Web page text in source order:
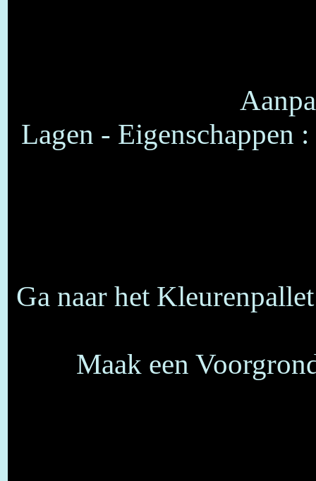
Lagen - Eigenschappen
Ga naar het
Maak een